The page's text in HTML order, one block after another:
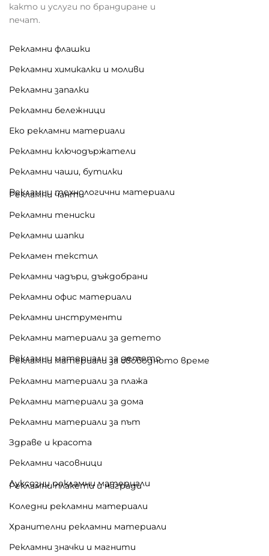
както и услуги по брандиране и
печат.
Рекламни флашки
Рекламни химикалки и моливи
Рекламни запалки
Рекламни бележници
Еко рекламни материали
Рекламни ключодържатели
Рекламни чаши, бутилки
Рекламни технологични материали
Рекламни чанти
Рекламни тениски
Рекламни шапки
Рекламен текстил
Рекламни чадъри, дъждобрани
Рекламни офис материали
Рекламни инструменти
Рекламни материали за детето
Рекламни материали за детето
Рекламни материали за свободното време
Рекламни материали за плажа
Рекламни материали за дома
Рекламни материали за път
Здраве и красота
Рекламни часовници
Луксозни рекламни материали
Рекламни плакети и награди
Коледни рекламни материали
Хранителни рекламни материали
Рекламни значки и магнити